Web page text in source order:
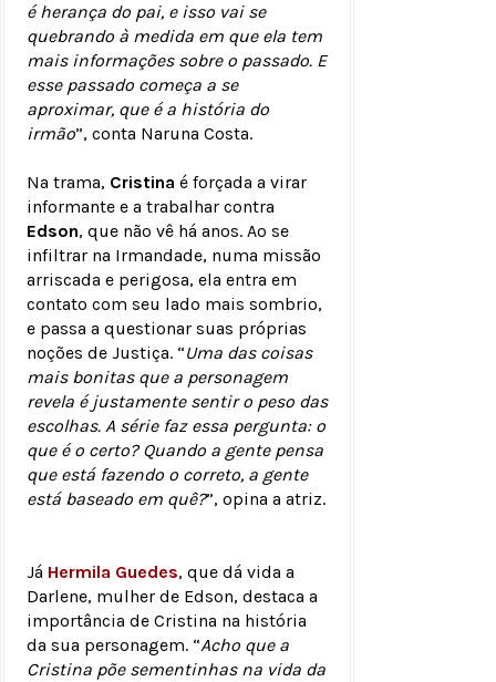
é herança do pai, e isso vai se
quebrando à medida em que ela tem
mais informações sobre o passado. E
esse passado começa a se
aproximar, que é a história do
irmão”, conta Naruna Costa.
Na trama, Cristina é forçada a virar
informante e a trabalhar contra
Edson, que não vê há anos. Ao se
infiltrar na Irmandade, numa missão
arriscada e perigosa, ela entra em
contato com seu lado mais sombrio,
e passa a questionar suas próprias
noções de Justiça. “Uma das coisas
mais bonitas que a personagem
revela é justamente sentir o peso das
escolhas. A série faz essa pergunta: o
que é o certo? Quando a gente pensa
que está fazendo o correto, a gente
está baseado em quê?”, opina a atriz.
Já Hermila Guedes, que dá vida a
Darlene, mulher de Edson, destaca a
importância de Cristina na história
da sua personagem. “Acho que a
Cristina põe sementinhas na vida da